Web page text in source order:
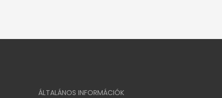
ÁLTALÁNOS INFORMÁCIÓK